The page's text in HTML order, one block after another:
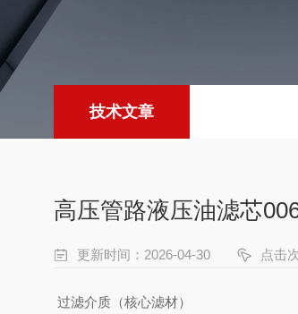
技术文章
高压管路液压油滤芯
更新时间：2026-04-30 点击
过滤介质（核心滤材）